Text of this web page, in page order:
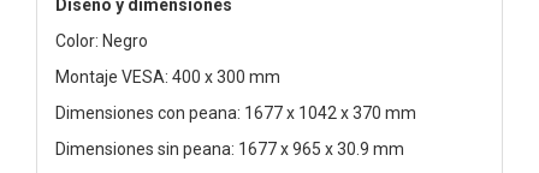
Diseño y dimensiones
Color: Negro
Montaje VESA: 400 x 300 mm
Dimensiones con peana: 1677 x 1042 x 370 mm
Dimensiones sin peana: 1677 x 965 x 30.9 mm